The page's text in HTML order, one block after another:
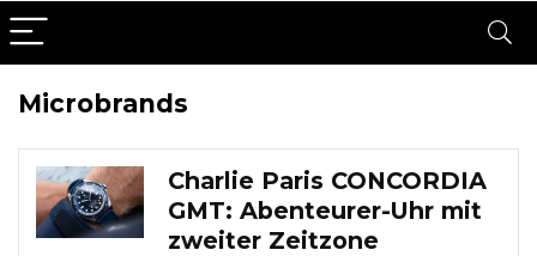
Microbrands
Charlie Paris CONCORDIA
GMT: Abenteurer-Uhr mit
zweiter Zeitzone